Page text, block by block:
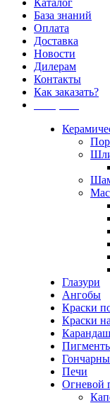
Каталог
База знаний
Оплата
Доставка
Новости
Дилерам
Контакты
Как заказать?
Глазури
Ангобы
Краски
Краски
Печи
Огневой